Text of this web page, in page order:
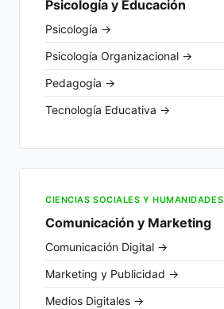
Psicología y Educación
Psicología →
Psicología Organizacional →
Pedagogía →
Tecnología Educativa →
CIENCIAS SOCIALES Y HUMANIDADES
Comunicación y Marketing
Comunicación Digital →
Marketing y Publicidad →
Medios Digitales →